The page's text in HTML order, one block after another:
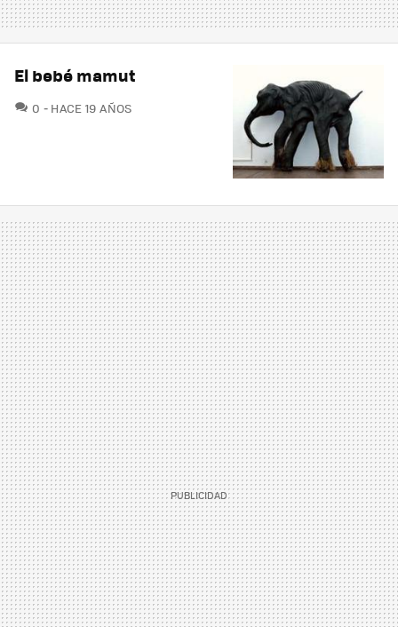
El bebé mamut
0 COMENTARIOS
HACE 19 AÑOS